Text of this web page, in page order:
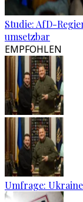
Studie: AfD-
umsetzbar
EMPFOHLEN
Umfrage: